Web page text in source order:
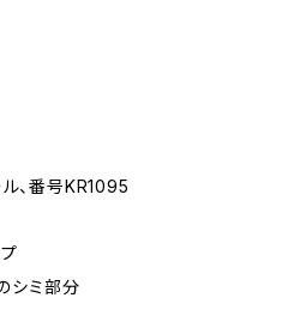
、番号KR1095
シミ部分